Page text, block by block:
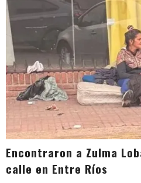
Encontraron a Zulma
calle en Entre Ríos